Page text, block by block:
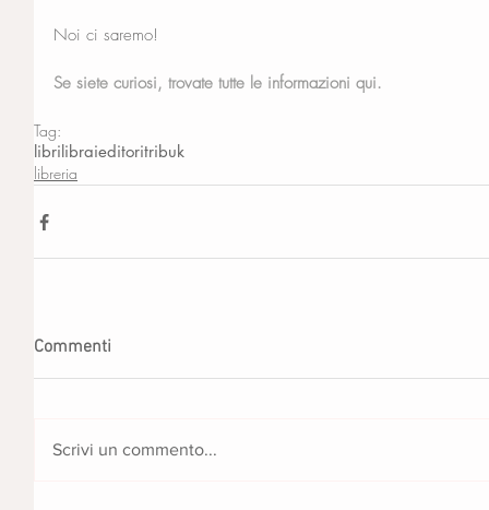
Noi ci saremo!
Se siete curiosi, trovate tutte le informazioni qui.
Tag:
libri libraieditoritribuk
libreria
Commenti
Scrivi un commento...